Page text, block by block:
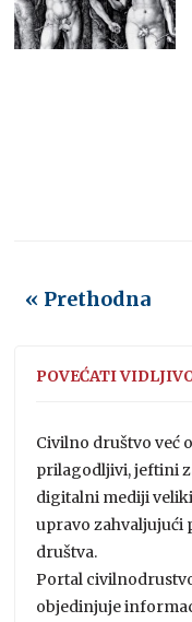
« Prethodna
POVEĆATI
Civilno društvo već
prilagodljivi, jeftini
digitalni mediji
upravo zahvaljujući
društva.
Portal
objedinjuje